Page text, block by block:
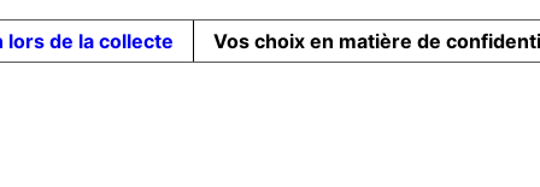
lors de la collecte Vos choix en matière de